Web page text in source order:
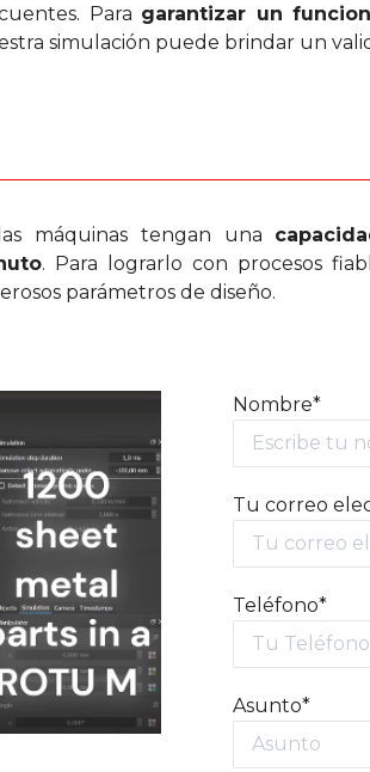
Para garantizar un
simulación puede brindar un
máquinas tengan una
. Para lograrlo con procesos
parámetros de diseño.
Nombre*
Tu correo
Teléfono*
Asunto*